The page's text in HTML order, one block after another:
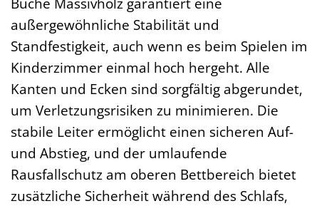
außergewöhnliche Stabilität und
Standfestigkeit, auch wenn es beim Spielen im
Kinderzimmer einmal hoch hergeht. Alle
Kanten und Ecken sind sorgfältig abgerundet,
um Verletzungsrisiken zu minimieren. Die
stabile Leiter ermöglicht einen sicheren Auf-
und Abstieg, und der umlaufende
Rausfallschutz am oberen Bettbereich bietet
zusätzliche Sicherheit während des Schlafs,